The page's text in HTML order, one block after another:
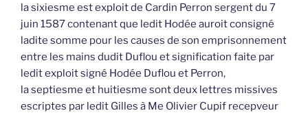
la sixiesme est exploit de Cardin Perron sergent du 7
juin 1587 contenant que ledit Hodée auroit consigné
ladite somme pour les causes de son emprisonnement
entre les mains dudit Duflou et signification faite par
ledit exploit signé Hodée Duflou et Perron,
la septiesme et huitiesme sont deux lettres missives
escriptes par ledit Gilles à Me Olivier Cupif recepveur